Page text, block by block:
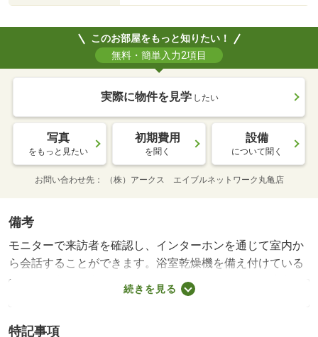
このお部屋をもっと知りたい！
無料・簡単入力2項目
実際に物件を見学 したい
写真
をもっと見たい
初期費用
を聞く
設備
について聞く
お問い合わせ先 （株）アークス エイブルネットワーク丸亀店
備考
モニターで来訪者を確認し、インターホンを通じて室内か
ら会話することができます。浴室乾燥機を備え付けている
ので、浴室を暖房機能で温めておくことで急激な温度変化
によるヒートショックの予防もできます。お家でパソコン
付きの物件です。新生活のスタートにはお部屋探しが大
続きを見る
特記事項